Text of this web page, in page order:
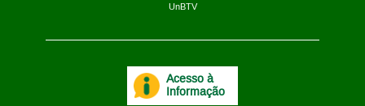
UnBTV
Acesso à
Informação